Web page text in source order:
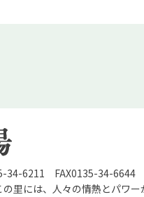
34-6211 FAX0135-34-6644
里には、人々の情熱とパワー